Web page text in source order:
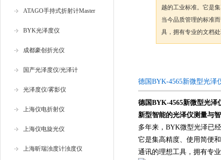
ATAGO手持式折射计Master
BYK光泽度仪
成都豪创折光仪
国产光泽度仪/光泽计
光泽度仪/雾影仪
上海仪电折射仪
上海仪电旋光仪
上海昕瑞浊度计浊度仪
越的工业标准。它是
当今品质管理的标准
具，拥有专业的文档
德国BYK-4565新微型光泽
德国BYK-4565新微型光泽
新型智能的光泽仪测量与
多年来，BYK微型光泽已
它是集高精度、使用简便
通讯的理想工具，拥有专